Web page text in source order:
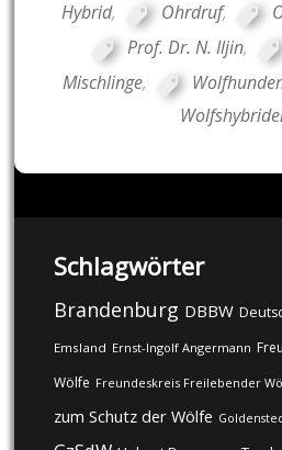
Hybrid, Ohrdruf,
Prof. Dr. N. Iljin,
Mischlinge,
Schlagwörter
Brandenburg DBBW
Emsland Ernst-Ingolf Angermann
Wölfe Freundeskreis Freilebender
zum Schutz der Wölfe